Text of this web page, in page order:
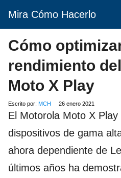
Mira Cómo Hacerlo
Cómo
rendimiento
Moto X Play
Escrito por: MCH 26 enero 2021
El Motorola Moto X
dispositivos de gama
ahora dependiente de
últimos años ha